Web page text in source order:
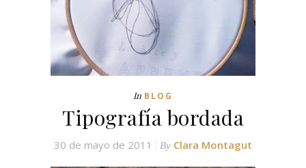
In BLOG
Tipografía bordada
30 de mayo de 2011 By Clara Montagut